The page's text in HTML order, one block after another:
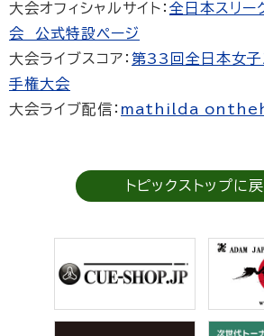
大会オフィシャルサイト： 全日本スリー
会 公式特設ページ
大会ライブスコア： 第33回全日本女子
手権大会
大会ライブ配信： mathilda
トピックストップに